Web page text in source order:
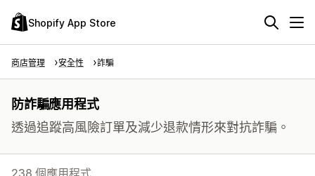
Shopify App Store
商店管理 安全性 詐騙
防詐騙應用程式
透過追蹤高風險訂單及減少退款情形來對抗詐騙。
238 個應用程式